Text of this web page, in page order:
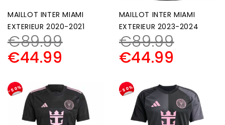
MAILLOT INTER MIAMI
EXTERIEUR 2020-2021
€89.99
€44.99
MAILLOT INTER MIAMI
EXTERIEUR 2023-2024
€89.99
€44.99
-50% -50%